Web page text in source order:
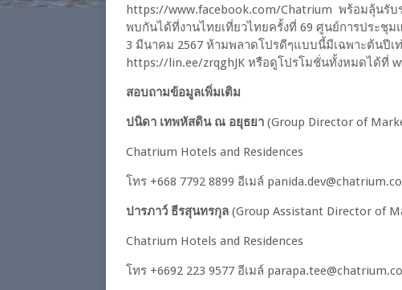
https://www.facebook.com/Chatrium พร้อมลุ้นรับ
พบกันได้ที่งานไทยเที่ยวไทยครั้งที่ 69 ศูนย์การประชุ
3 มีนาคม 2567 ห้ามพลาดโปรดีๆแบบนี้มีเฉพาะต้นปีเ
https://lin.ee/zrqghJK หรือดูโปรโมชั่นทั้งหมดได้ที่
สอบถามข้อมูลเพิ่มเติม
ปนิดา เทพหัสดิน ณ อยุธยา (Group Director of
Chatrium Hotels and Residences
โทร +668 7792 8899 อีเมล์
ปารภาว์ ธีรสุนทรกุล (Group Assistant Director of
Chatrium Hotels and Residences
โทร +6692 223 9577 อีเมล์